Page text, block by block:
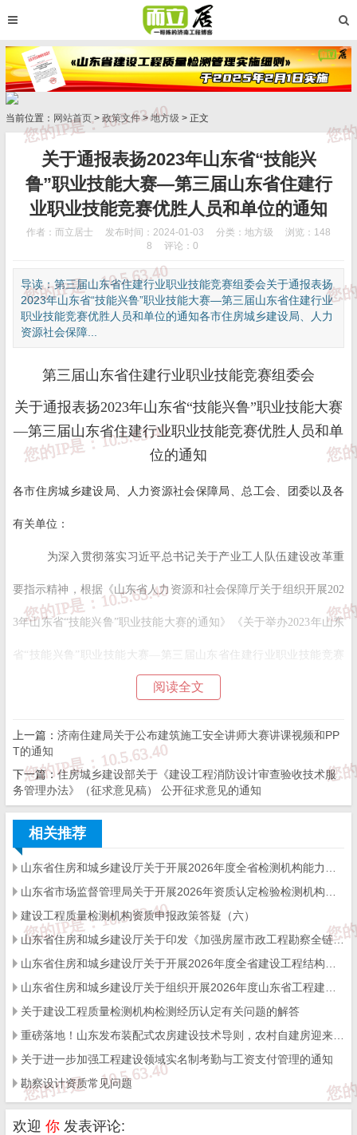
当前位置： 网站首页 > 政策文件>地方级 > 正文
关于通报表扬2023年山东省“技能兴
鲁”职业技能大赛—第三届山东省住建行
业职业技能竞赛优胜人员和单位的通知
作者：而立居士 发布时间：2024-01-03 分类： 地方级
浏览：148
8
评论：0
导读：第三届山东省住建行业职业技能竞赛组委会关于通报表扬
2023年山东省“技能兴鲁”职业技能大赛—第三届山东省住建行业
职业技能竞赛优胜人员和单位的通知各市住房城乡建设局、人力
资源社会保障...
第三届山东省住建行业职业技能竞赛组委会
关于通报表扬2023年山东省“技能兴鲁”职业技能大赛
—第三届山东省住建行业职业技能竞赛优胜人员和单
位的通知
各市住房城乡建设局、人力资源社会保障局、总工会、团委以及各
有关单位：
为深入贯彻落实习近平总书记关于产业工人队伍建设改革重
要指示精神，根据《山东省人力资源和社会保障厅关于组织开展202
3年山东省“技能兴鲁”职业技能大赛的通知》《关于举办2023年山东
省“技能兴鲁”职业技能大赛—第三届山东省住建行业职业技能竞赛
的通知》等文件要求，山东省住房和城乡建设厅、山东省人力资源
山东省住建行业职业技能竞赛，现对优胜人员和单位予以通报表
扬。
希望优胜人员和单位戒骄戒躁、再接再厉，切实发挥示范引
领作用，在今后的工作和竞赛中再创佳绩、再立新功，为推进全省
住房城乡建设事业高质量发展作出更大贡献。
附件：1.第三届山东省住建行业职业技能竞赛一、二、三等
奖获奖名单
2.第三届山东省住建行业职业技能竞赛优秀组织奖
附件1-2.doc
阅读全文
上一篇： 济南住建局关于公布建筑施工安全讲师大赛讲课视频和PP
T的通知
下一篇：住房城乡建设部关于《建设工程消防设计审查验收技术服
务管理办法》（征求意见稿） 公开征求意见的通知
相关推荐
建设工程质量检测机构资质申报政策答疑（六）
山东省住房和城乡建设厅关于印发《加强房屋市政工程勘察全链条管理实施方案》的通知
关于建设工程质量检测机构检测经历认定有关问题的解答
关于进一步加强工程建设领域实名制考勤与工资支付管理的通知
勘察设计资质常见问题
欢迎 你 发表评论: